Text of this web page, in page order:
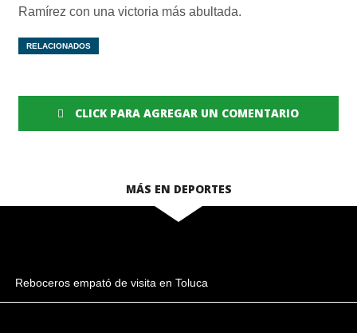
Ramírez con una victoria más abultada.
RELACIONADOS
CLICK PARA AGREGAR UN COMENTARIO
MÁS EN DEPORTES
Reboceros empató de visita en Toluca